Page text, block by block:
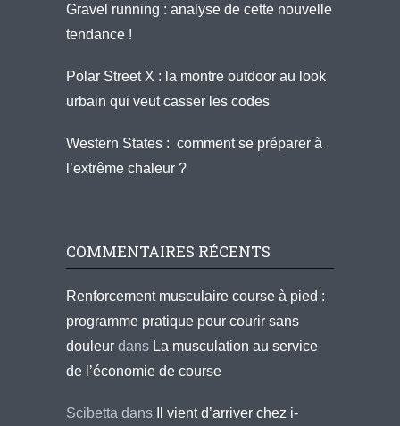
Gravel running : analyse de cette nouvelle
tendance !
Polar Street X : la montre outdoor au look
urbain qui veut casser les codes
Western States : comment se préparer à
l’extrême chaleur ?
COMMENTAIRES RÉCENTS
Renforcement musculaire course à pied :
programme pratique pour courir sans
douleur dans La musculation au service
de l’économie de course
Scibetta dans
Il vient d’arriver chez i-